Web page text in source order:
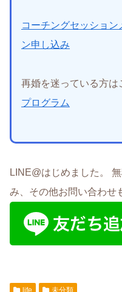
コーチングセッショ
ン申し込み
再婚を迷っている方
プログラム
LINE@はじめました。
み、その他お問い合わせ
life 未分類